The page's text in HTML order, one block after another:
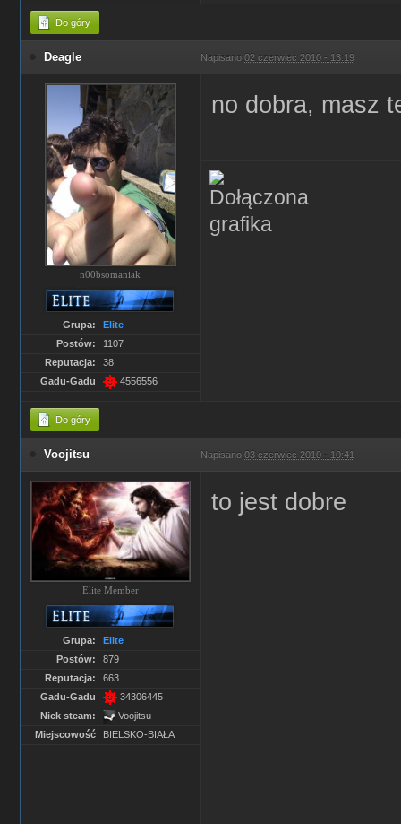
Do góry
Deagle Napisano 02 czerwiec 2010 - 13:19
n00bsomaniak
Grupa:
Elite
Postów:
1107
Reputacja:
38
Gadu-Gadu
4556556
no dobra, masz
Do góry
Voojitsu Napisano 03 czerwiec 2010 - 10:41
Elite Member
Grupa:
Elite
Postów:
879
Reputacja:
663
Gadu-Gadu
34306445
Nick steam:
Voojitsu
Miejscowość
BIELSKO-BIAŁA
to jest dobre